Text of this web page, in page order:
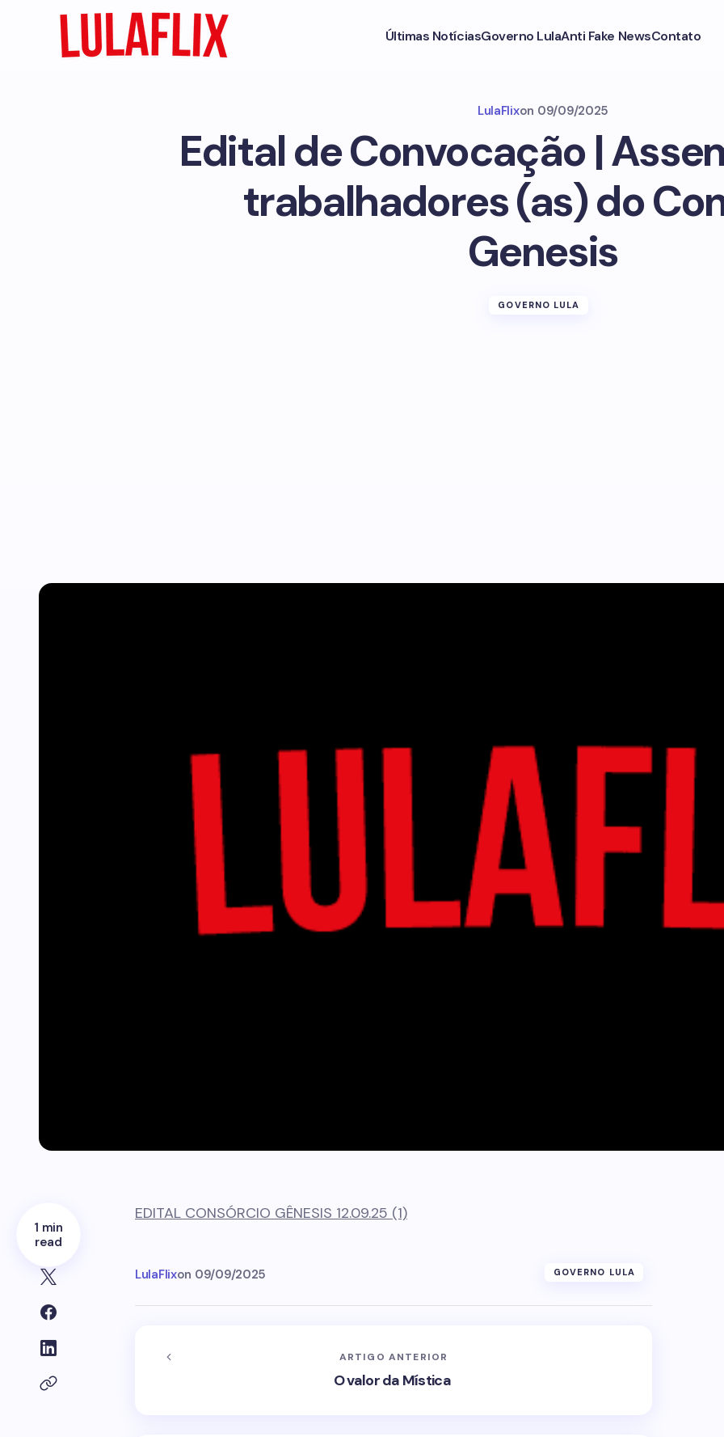
Últimas NotíciasGoverno LulaAnti Fake NewsContato
LulaFlixon 09/09/2025
Edital de Convocação |
trabalhadores (as) do
Genesis
GOVERNO LULA
1 min
read
EDITAL CONSÓRCIO GÊNESIS 12.09.25 (1)
LulaFlixon 09/09/2025 GOVERNO LULA
ARTIGO ANTERIOR
O valor da Mística